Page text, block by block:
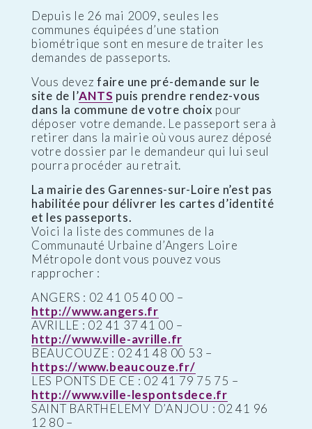
Depuis le 26 mai 2009, seules les
communes équipées d’une station
biométrique sont en mesure de traiter les
demandes de passeports.
Vous devezfaire une pré-demande sur le
site de l’ANTS puis prendre rendez-vous
dans la commune de votre choix pour
déposer votre demande. Le passeport sera à
retirer dans la mairie où vous aurez déposé
votre dossier par le demandeur qui lui seul
pourra procéder au retrait.
La mairie des Garennes-sur-Loire n’est pas
habilitée pour délivrer les cartes d’identité
et les passeports.
Voici la liste des communes de la
Communauté Urbaine d’Angers Loire
Métropole dont vous pouvez vous
rapprocher :
ANGERS : 02 41 05 40 00 –
http://www.angers.fr
AVRILLE : 02 41 37 41 00 –
http://www.ville-avrille.fr
BEAUCOUZE : 02 41 48 00 53 –
https://www.beaucouze.fr/
LES PONTS DE CE : 02 41 79 75 75 –
http://www.ville-lespontsdece.fr
SAINT BARTHELEMY D’ANJOU : 02 41 96
12 80 –